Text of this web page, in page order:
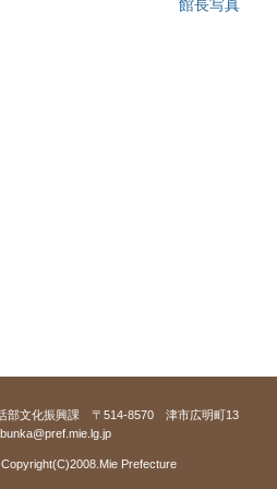
館長写真
部文化振興課 〒514-8570 津市広明町13
bunka@pref.mie.lg.jp
Prefecture